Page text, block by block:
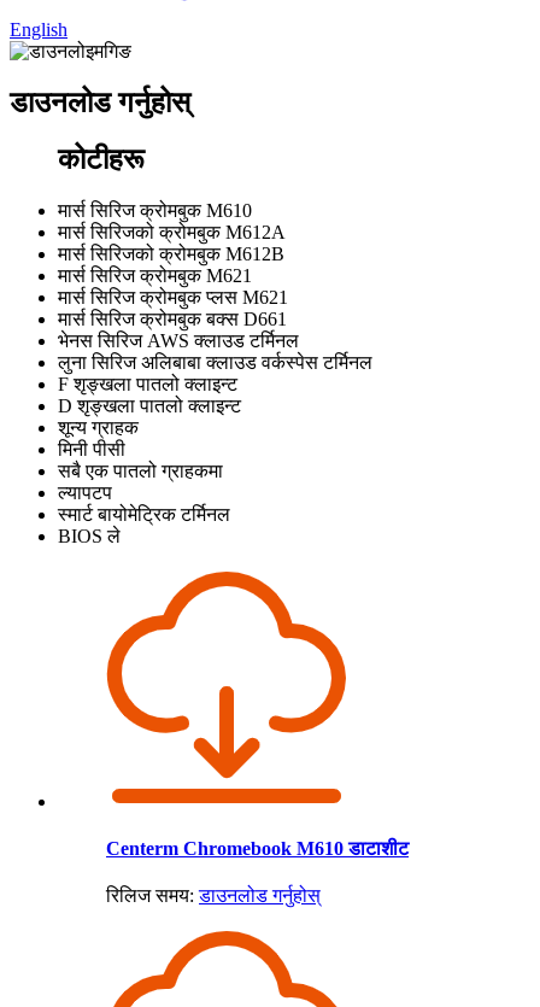
English
डाउनलोड गर्नुहोस्
कोटीहरू
मार्स सिरिज क्रोमबुक M610
मार्स सिरिजको क्रोमबुक M612A
मार्स सिरिजको क्रोमबुक M612B
मार्स सिरिज क्रोमबुक M621
मार्स सिरिज क्रोमबुक प्लस M621
मार्स सिरिज क्रोमबुक बक्स D661
भेनस सिरिज AWS क्लाउड टर्मिनल
लुना सिरिज अलिबाबा क्लाउड वर्कस्पेस टर्मिनल
F शृङ्खला पातलो क्लाइन्ट
D शृङ्खला पातलो क्लाइन्ट
शून्य ग्राहक
मिनी पीसी
सबै एक पातलो ग्राहकमा
ल्यापटप
स्मार्ट बायोमेट्रिक टर्मिनल
BIOS ले
Centerm Chromebook M610 डाटाशीट
रिलिज समय: डाउनलोड गर्नुहोस्